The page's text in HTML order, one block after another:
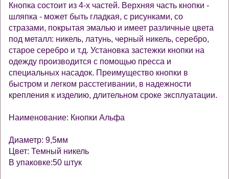
Кнопка состоит из 4-х частей. Верхняя часть кнопки -
шляпка - может быть гладкая, с рисунками, со
стразами, покрытая эмалью и имеет различные цвета
под металл: никель, латунь, черный никель, серебро,
старое серебро и т.д. Установка застежки кнопки на
одежду производится с помощью пресса и
специальных насадок. Преимущество кнопки в
быстром и легком расстегивании, в надежности
крепления к изделию, длительном сроке эксплуатации.
Наименование: Кнопки Альфа
Диаметр: 9,5мм
Цвет: Темный никель
В упаковке:50 штук